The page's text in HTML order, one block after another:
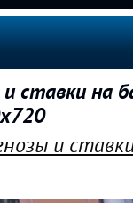
на
и